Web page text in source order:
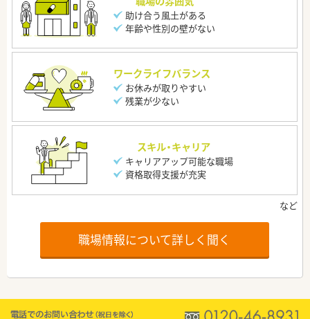
助け合う風土がある
年齢や性別の壁がない
ワークライフバランス
お休みが取りやすい
残業が少ない
スキル・キャリア
キャリアアップ可能な職場
資格取得支援が充実
職場情報について詳しく聞く